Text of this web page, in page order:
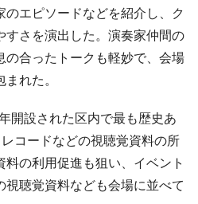
エピソードなどを紹介し、ク
すさを演出した。演奏家仲間の
の合ったトークも軽妙で、会場
れた。
開設された区内で最も歴史あ
コードなどの視聴覚資料の所
の利用促進も狙い、イベント
聴覚資料なども会場に並べて